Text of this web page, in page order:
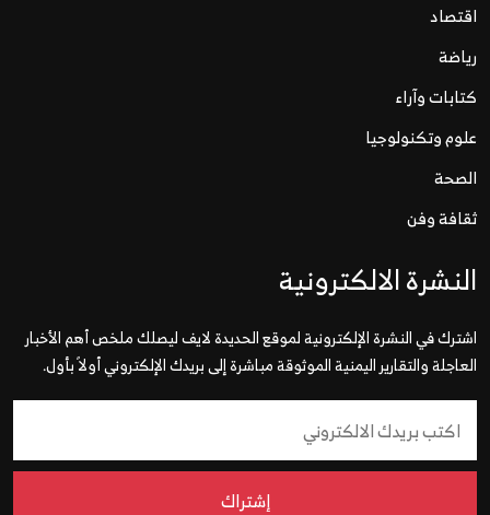
اقتصاد
رياضة
كتابات وآراء
علوم وتكنولوجيا
الصحة
ثقافة وفن
النشرة الالكترونية
اشترك في النشرة الإلكترونية لموقع الحديدة لايف ليصلك ملخص أهم الأخبار
العاجلة والتقارير اليمنية الموثوقة مباشرة إلى بريدك الإلكتروني أولاً بأول.
إشتراك